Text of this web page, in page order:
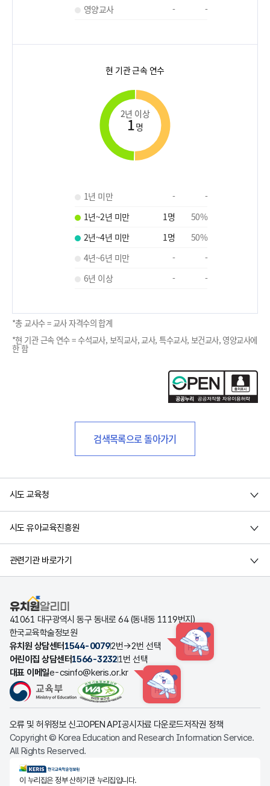
영양교사
- -
현 기관 근속 연수
2년 이상
1명
1년 미만 -
-
1년~2년 미만
1명 50%
2년~4년 미만
1명 50%
4년~6년 미만
-
-
6년 이상
- -
*총 교사수 = 교사 자격수의 합계
*현 기관 근속 연수 = 수석교사, 보직교사, 교사, 특수교사, 보건교사, 영양교사에
한 함
검색목록으로 돌아가기
시도 교육청
시도 유아교육진흥원
관련기관 바로가기
유치원알리미
41061 대구광역시 동구 동내로 64 (동내동 1119번지)
한국교육학술정보원
유치원 상담센터 1544-00792번→2번 선택 HINT
어린이집 상담센터1566-32321번 선택
대표 이메일e-csinfo@keris.or.kr
HINT
오류 및 허위정보 신고OPEN API공시자료 다운로드저작권 정책
Copyright © Korea Education and Research Information Service.
All Rights Reserved.
KERIS한국교육학술정보원
이 누리집은 정부 산하기관 누리집입니다.